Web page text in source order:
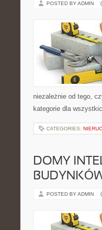
POSTED BY ADMIN
niezależnie od tego,
kategorie dla
CATEGORIES:
DOMY
POSTED BY ADMIN